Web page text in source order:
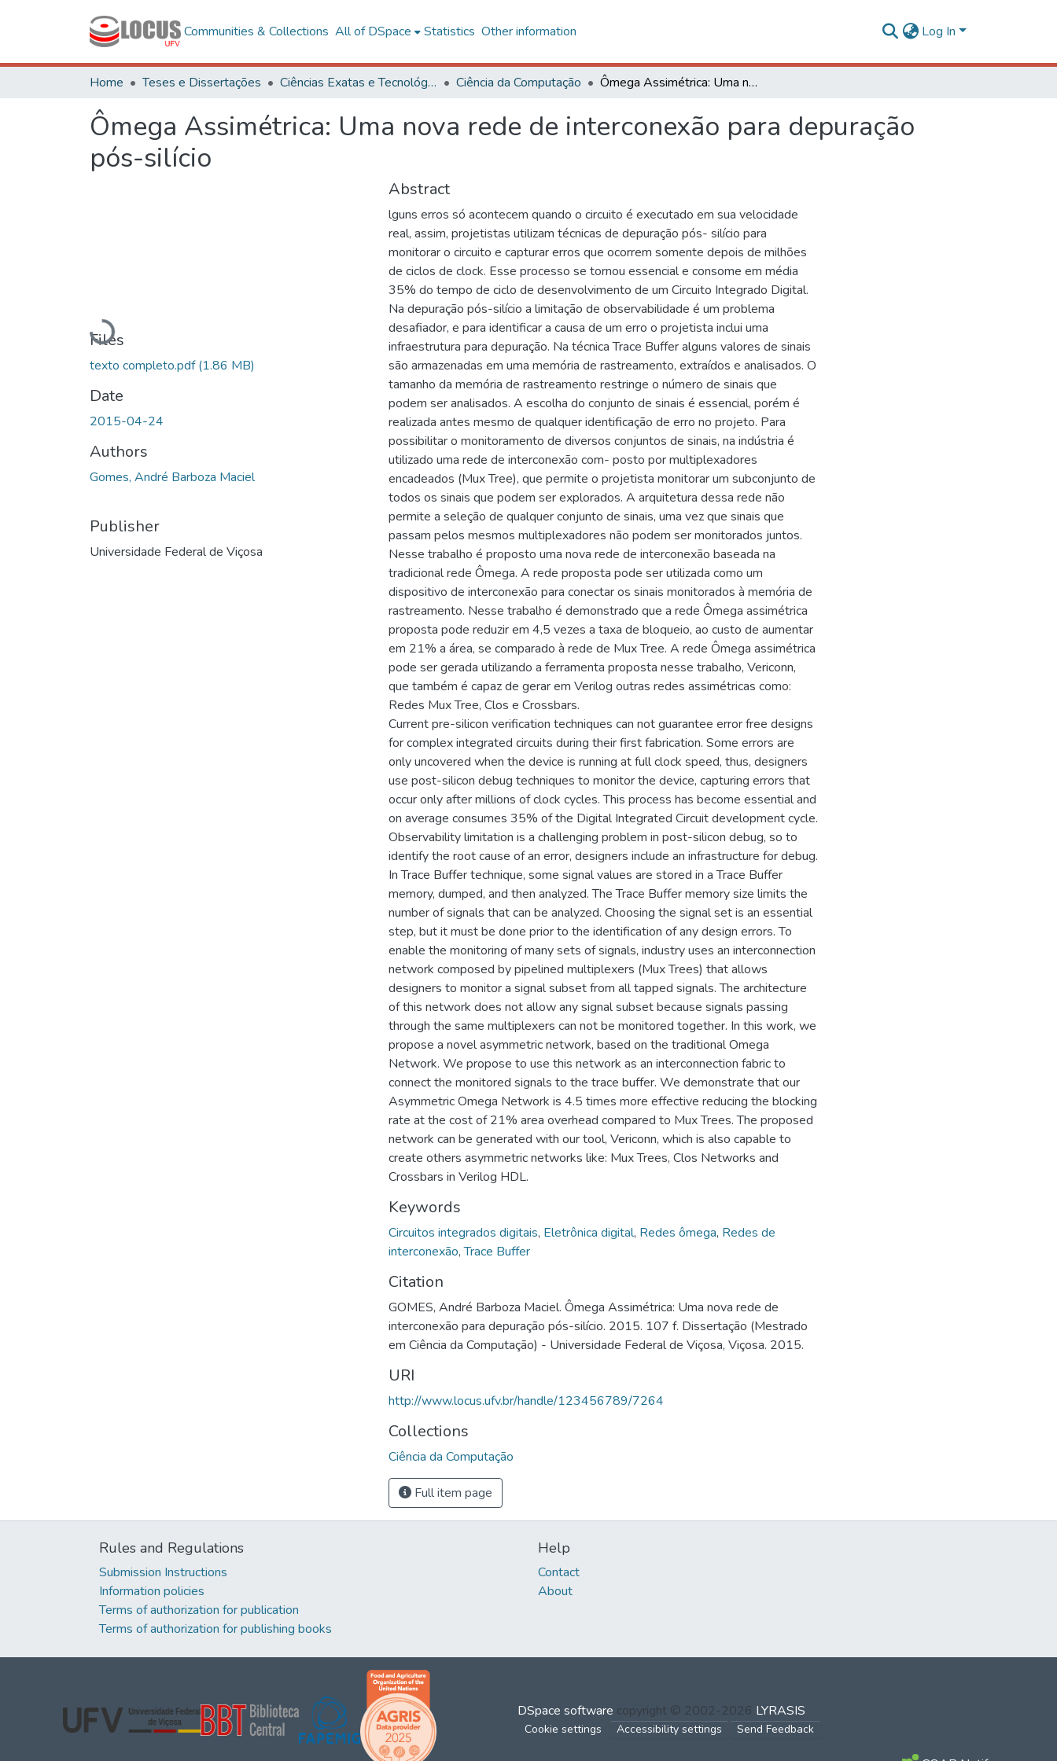
Communities & Collections All of DSpace Statistics Other information Log In
Home Teses e Dissertações Ciências Exatas e Tecnológicas Ciência da Computação Ômega Assimétrica: Uma nova rede de interconexão para depuração pós-silício
Ômega Assimétrica: Uma nova rede de interconexão para depuração
pós-silício
Loading...
Files
texto completo.pdf(1.86 MB)
Date
2015-04-24
Authors
Gomes, André Barboza Maciel
Publisher
Universidade Federal de Viçosa
Abstract
lguns erros só acontecem quando o circuito é executado em sua velocidade
real, assim, projetistas utilizam técnicas de depuração pós- silício para
monitorar o circuito e capturar erros que ocorrem somente depois de milhões
de ciclos de clock. Esse processo se tornou essencial e consome em média
35% do tempo de ciclo de desenvolvimento de um Circuito Integrado Digital.
Na depuração pós-silício a limitação de observabilidade é um problema
desafiador, e para identificar a causa de um erro o projetista inclui uma
infraestrutura para depuração. Na técnica Trace Buffer alguns valores de sinais
são armazenadas em uma memória de rastreamento, extraídos e analisados. O
tamanho da memória de rastreamento restringe o número de sinais que
podem ser analisados. A escolha do conjunto de sinais é essencial, porém é
realizada antes mesmo de qualquer identificação de erro no projeto. Para
possibilitar o monitoramento de diversos conjuntos de sinais, na indústria é
utilizado uma rede de interconexão com- posto por multiplexadores
encadeados (Mux Tree), que permite o projetista monitorar um subconjunto de
todos os sinais que podem ser explorados. A arquitetura dessa rede não
permite a seleção de qualquer conjunto de sinais, uma vez que sinais que
passam pelos mesmos multiplexadores não podem ser monitorados juntos.
Nesse trabalho é proposto uma nova rede de interconexão baseada na
tradicional rede Ômega. A rede proposta pode ser utilizada como um
dispositivo de interconexão para conectar os sinais monitorados à memória de
rastreamento. Nesse trabalho é demonstrado que a rede Ômega assimétrica
proposta pode reduzir em 4,5 vezes a taxa de bloqueio, ao custo de aumentar
em 21% a área, se comparado à rede de Mux Tree. A rede Ômega assimétrica
pode ser gerada utilizando a ferramenta proposta nesse trabalho, Vericonn,
que também é capaz de gerar em Verilog outras redes assimétricas como:
Redes Mux Tree, Clos e Crossbars.
Current pre-silicon verification techniques can not guarantee error free designs
for complex integrated circuits during their first fabrication. Some errors are
only uncovered when the device is running at full clock speed, thus, designers
use post-silicon debug techniques to monitor the device, capturing errors that
occur only after millions of clock cycles. This process has become essential and
on average consumes 35% of the Digital Integrated Circuit development cycle.
Observability limitation is a challenging problem in post-silicon debug, so to
identify the root cause of an error, designers include an infrastructure for debug.
In Trace Buffer technique, some signal values are stored in a Trace Buffer
memory, dumped, and then analyzed. The Trace Buffer memory size limits the
number of signals that can be analyzed. Choosing the signal set is an essential
step, but it must be done prior to the identification of any design errors. To
enable the monitoring of many sets of signals, industry uses an interconnection
network composed by pipelined multiplexers (Mux Trees) that allows
designers to monitor a signal subset from all tapped signals. The architecture
of this network does not allow any signal subset because signals passing
through the same multiplexers can not be monitored together. In this work, we
propose a novel asymmetric network, based on the traditional Omega
Network. We propose to use this network as an interconnection fabric to
connect the monitored signals to the trace buffer. We demonstrate that our
Asymmetric Omega Network is 4.5 times more effective reducing the blocking
rate at the cost of 21% area overhead compared to Mux Trees. The proposed
network can be generated with our tool, Vericonn, which is also capable to
create others asymmetric networks like: Mux Trees, Clos Networks and
Crossbars in Verilog HDL.
Keywords
Circuitos integrados digitais, Eletrônica digital, Redes ômega, Redes de
interconexão,Trace Buffer
Citation
GOMES, André Barboza Maciel. Ômega Assimétrica: Uma nova rede de
interconexão para depuração pós-silício. 2015. 107 f. Dissertação (Mestrado
em Ciência da Computação) - Universidade Federal de Viçosa, Viçosa. 2015.
URI
http://www.locus.ufv.br/handle/123456789/7264
Collections
Ciência da Computação
Full item page
Rules and Regulations
Submission Instructions
Information policies
Terms of authorization for publication
Terms of authorization for publishing books
Help
Contact
About
DSpace software copyright © 2002-2026 LYRASIS
Cookie settings Accessibility settings Send Feedback